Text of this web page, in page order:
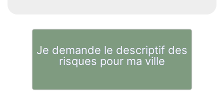
Je demande le descriptif des
risques pour ma ville